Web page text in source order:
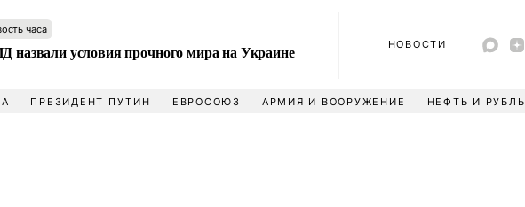
часа
назвали условия прочного мира на Украине НОВОСТИ
ПРЕЗИДЕНТ ПУТИН ЕВРОСОЮЗ АРМИЯ И ВООРУЖЕНИЕ НЕФТЬ И РУБЛЬ